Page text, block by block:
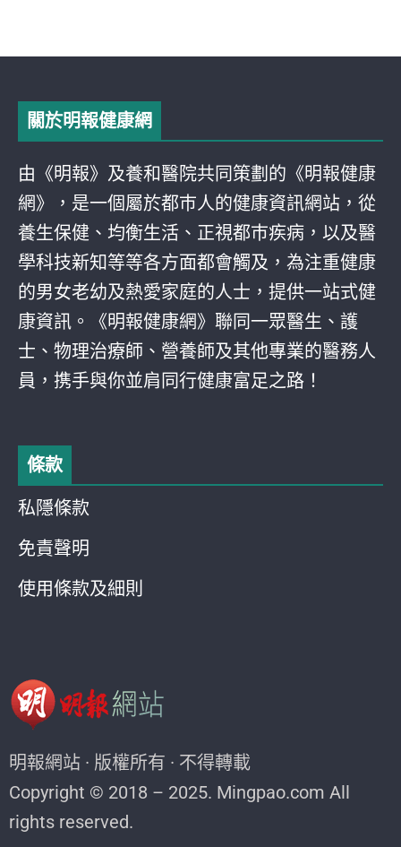
關於明報健康網
由《明報》及養和醫院共同策劃的《明報健康
網》，是一個屬於都巿人的健康資訊網站，從
養生保健、均衡生活、正視都巿疾病，以及醫
學科技新知等等各方面都會觸及，為注重健康
的男女老幼及熱愛家庭的人士，提供一站式健
康資訊。《明報健康網》聯同一眾醫生、護
士、物理治療師、營養師及其他專業的醫務人
員，携手與你並肩同行健康富足之路！
條款
私隱條款
免責聲明
使用條款及細則
明報網站 · 版權所有 · 不得轉載
Copyright © 2018 – 2025. Mingpao.com All
rights reserved.